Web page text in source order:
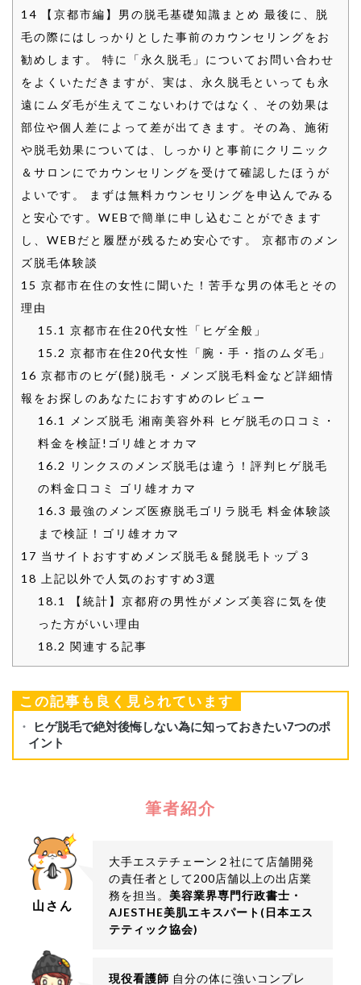
14 【京都市編】男の脱毛基礎知識まとめ 最後に、脱
毛の際にはしっかりとした事前のカウンセリングをお
勧めします。 特に「永久脱毛」についてお問い合わせ
をよくいただきますが、実は、永久脱毛といっても永
遠にムダ毛が生えてこないわけではなく、その効果は
部位や個人差によって差が出てきます。その為、施術
や脱毛効果については、しっかりと事前にクリニック
＆サロンにでカウンセリングを受けて確認したほうが
よいです。 まずは無料カウンセリングを申込んでみる
と安心です。WEBで簡単に申し込むことができます
し、WEBだと履歴が残るため安心です。 京都市のメン
ズ脱毛体験談
15 京都市在住の女性に聞いた！苦手な男の体毛とその
理由
15.1 京都市在住20代女性「ヒゲ全般」
15.2 京都市在住20代女性「腕・手・指のムダ毛」
16 京都市のヒゲ(髭)脱毛・メンズ脱毛料金など詳細情
報をお探しのあなたにおすすめのレビュー
16.1
メンズ脱毛 湘南美容外科 ヒゲ脱毛の口コミ・
料金を検証!ゴリ雄とオカマ
16.2
リンクスのメンズ脱毛は違う！評判ヒゲ脱毛
の料金口コミ ゴリ雄オカマ
16.3 最強のメンズ医療脱毛ゴリラ脱毛 料金体験談
まで検証！ゴリ雄オカマ
17 当サイトおすすめメンズ脱毛＆髭脱毛トップ３
18
上記以外で人気のおすすめ3選
18.1
【統計】京都府の男性がメンズ美容に気を使
った方がいい理由
18.2 関連する記事
この記事も良く見られています
筆者紹介
山さん
大手エステチェーン２社にて店舗開発
の責任者として200店舗以上の出店業
務を担当。 美容業界専門行政書士・
AJESTHE美肌エキスパート(日本エス
テティック協会)
現役看護師 自分の体に強いコンプレ